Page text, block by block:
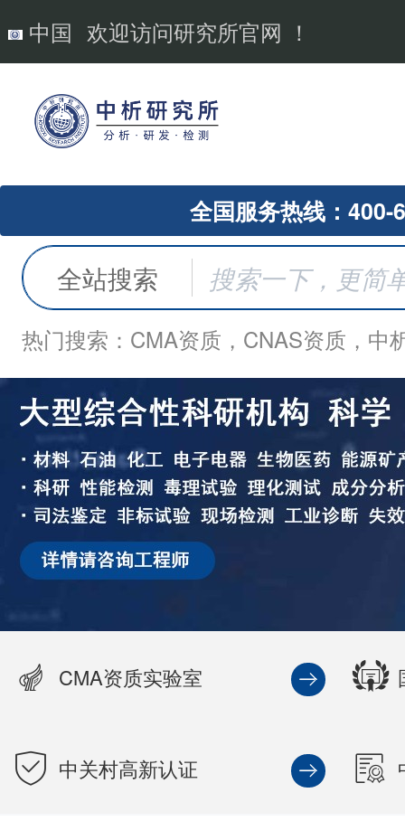
中国 欢迎访问研究所官网 ！
全国服务热线：400-
全站搜索
热门搜索：CMA资质，CNAS资质，中
CMA资质实验室
中关村高新认证